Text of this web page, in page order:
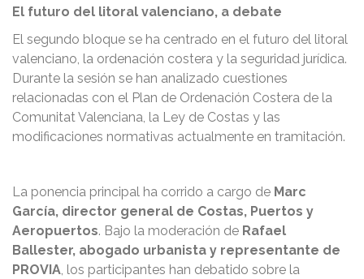
El futuro del litoral valenciano, a debate
El segundo bloque se ha centrado en el futuro del litoral
valenciano, la ordenación costera y la seguridad jurídica.
Durante la sesión se han analizado cuestiones
relacionadas con el Plan de Ordenación Costera de la
Comunitat Valenciana, la Ley de Costas y las
modificaciones normativas actualmente en tramitación.
La ponencia principal ha corrido a cargo de Marc
García, director general de Costas, Puertos y
Aeropuertos. Bajo la moderación de Rafael
Ballester, abogado urbanista y representante de
PROVIA, los participantes han debatido sobre la